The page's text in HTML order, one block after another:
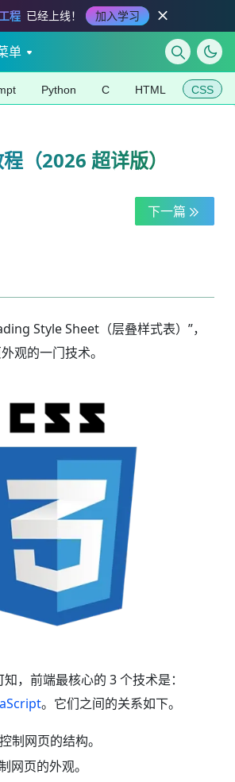
程 已经上线！ 加入学习
单
Python C HTML CSS
程（2026 超详版）
下一篇
Style Sheet（层叠样式表）”，
观的一门技术。
，前端最核心的 3 个技术是：
。它们之间的关系如下。
制网页的结构。
网页的外观。